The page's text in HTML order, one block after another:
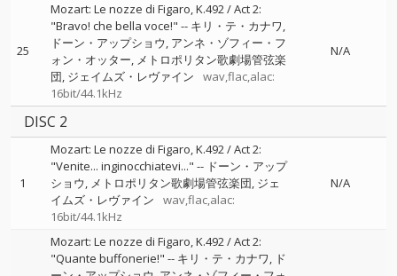
25
Mozart: Le nozze di Figaro, K.492 / Act 2:
"Bravo! che bella voce!" -- キリ・テ・カナワ
ドーン・アップショウ アンネ・ゾフィー・フ
ォン・オッター メトロポリタン歌劇場管弦楽
団 ジェイムズ・レヴァイン
wav,flac,alac:
16bit/44.1kHz
N/A
DISC 2
1
Mozart: Le nozze di Figaro, K.492 / Act 2:
"Venite... inginocchiatevi..." -- ドーン・アップ
ショウ メトロポリタン歌劇場管弦楽団 ジェ
イムズ・レヴァイン
wav,flac,alac:
16bit/44.1kHz
N/A
Mozart: Le nozze di Figaro, K.492 / Act 2:
"Quante buffonerie!" -- キリ・テ・カナワ
ド